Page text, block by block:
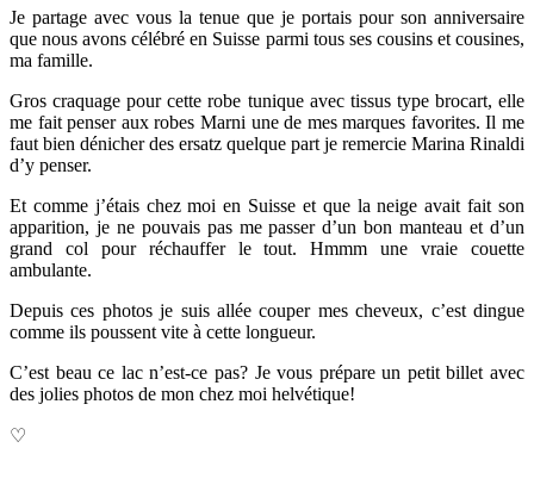
Je partage avec vous la tenue que je portais pour son anniversaire
que nous avons célébré en Suisse parmi tous ses cousins et cousines,
ma famille.
Gros craquage pour cette robe tunique avec tissus type brocart, elle
me fait penser aux robes Marni une de mes marques favorites. Il me
faut bien dénicher des ersatz quelque part je remercie Marina Rinaldi
d’y penser.
Et comme j’étais chez moi en Suisse et que la neige avait fait son
apparition, je ne pouvais pas me passer d’un bon manteau et d’un
grand col pour réchauffer le tout. Hmmm une vraie couette
ambulante.
Depuis ces photos je suis allée couper mes cheveux, c’est dingue
comme ils poussent vite à cette longueur.
C’est beau ce lac n’est-ce pas? Je vous prépare un petit billet avec
des jolies photos de mon chez moi helvétique!
♡